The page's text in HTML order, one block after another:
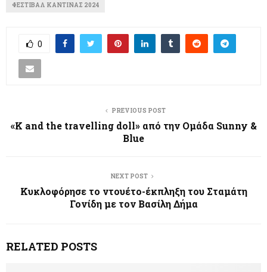
ΦΕΣΤΙΒΆΛ ΚΑΝΤΊΝΑΣ 2024
0
PREVIOUS POST
«K and the travelling doll» από την Ομάδα Sunny &
Blue
NEXT POST
Κυκλοφόρησε το ντουέτο-έκπληξη του Σταμάτη
Γονίδη με τον Βασίλη Δήμα
RELATED POSTS